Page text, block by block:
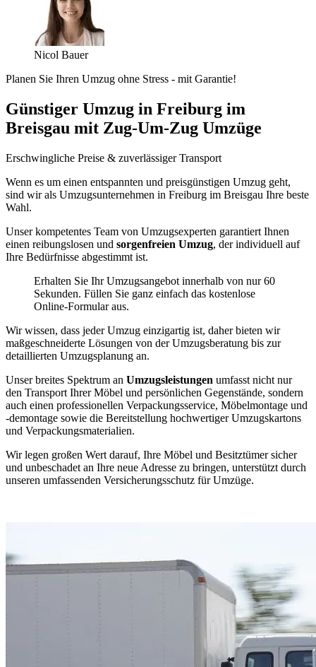
Nicol Bauer
Planen Sie Ihren Umzug ohne Stress - mit Garantie!
Günstiger Umzug in Freiburg im
Breisgau mit Zug-Um-Zug Umzüge
Erschwingliche Preise & zuverlässiger Transport
Wenn es um einen entspannten und preisgünstigen Umzug geht,
sind wir als Umzugsunternehmen in Freiburg im Breisgau Ihre beste
Wahl.
Unser kompetentes Team von Umzugsexperten garantiert Ihnen
einen reibungslosen und sorgenfreien Umzug, der individuell auf
Ihre Bedürfnisse abgestimmt ist.
Erhalten Sie Ihr Umzugsangebot innerhalb von nur 60
Sekunden. Füllen Sie ganz einfach das kostenlose
Online-Formular aus.
Wir wissen, dass jeder Umzug einzigartig ist, daher bieten wir
maßgeschneiderte Lösungen von der Umzugsberatung bis zur
detaillierten Umzugsplanung an.
Unser breites Spektrum an Umzugsleistungen umfasst nicht nur
den Transport Ihrer Möbel und persönlichen Gegenstände, sondern
auch einen professionellen Verpackungsservice, Möbelmontage und
-demontage sowie die Bereitstellung hochwertiger Umzugskartons
und Verpackungsmaterialien.
Wir legen großen Wert darauf, Ihre Möbel und Besitztümer sicher
und unbeschadet an Ihre neue Adresse zu bringen, unterstützt durch
unseren umfassenden Versicherungsschutz für Umzüge.